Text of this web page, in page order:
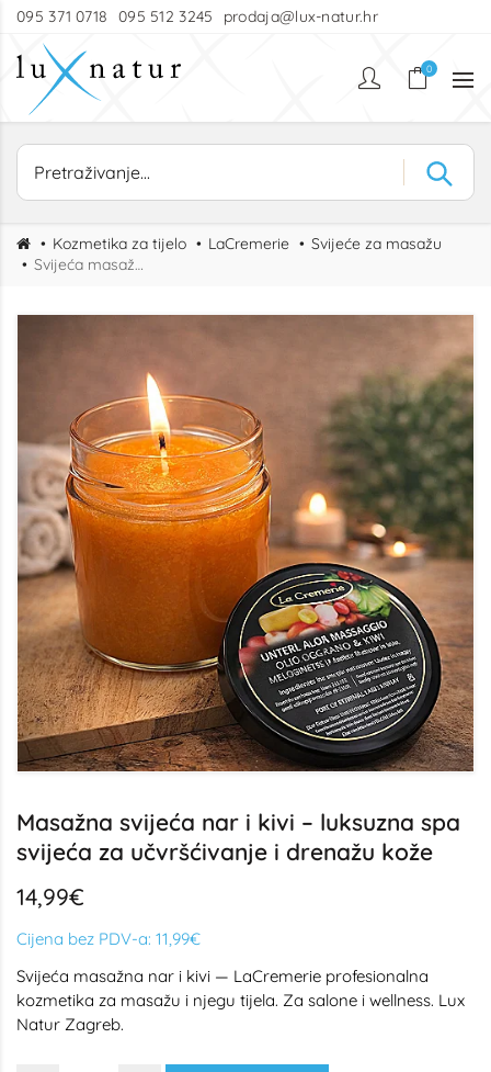
095 371 0718 095 512 3245 prodaja@lux-natur.hr
0
Kozmetika za tijelo LaCremerie
Svijeće za masažu
Svijeća masažna nar i kivi
Masažna svijeća nar i kivi – luksuzna spa
svijeća za učvršćivanje i drenažu kože
14,99€
Cijena bez PDV-a: 11,99€
Svijeća masažna nar i kivi — LaCremerie profesionalna
kozmetika za masažu i njegu tijela. Za salone i wellness. Lux
Natur Zagreb.